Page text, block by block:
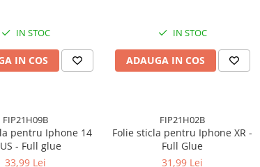
IN STOC
IN COS
IN STOC
ADAUGA IN COS
FIP21H09B
pentru Iphone 14
- Full glue
33,99 Lei
FIP21H02B
Folie sticla pentru Iphone XR -
Full Glue
31,99 Lei